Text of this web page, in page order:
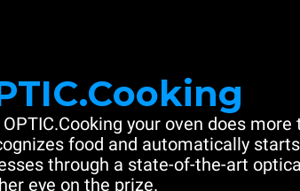
your oven does more
food and automatically
through a state-of-the-art
eye on the prize.